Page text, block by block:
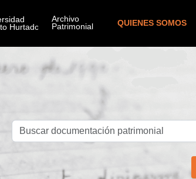
QUIENES SOMOS